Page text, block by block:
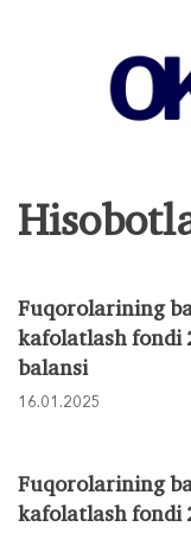
Fuqorolarining
kafolatlash fondi
balansi
16.01.2025
Fuqorolarining
kafolatlash fondi